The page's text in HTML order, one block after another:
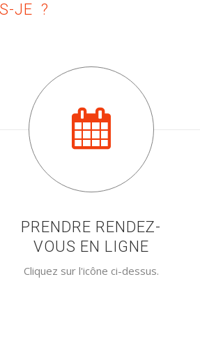
JE ?
PRENDRE RENDEZ-
VOUS EN LIGNE
Cliquez sur l'icône ci-dessus.